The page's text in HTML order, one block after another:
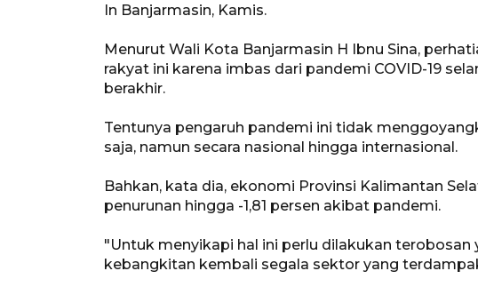
In Banjarmasin, Kamis.
Menurut Wali Kota Banjarmasin H Ibnu Sina,
rakyat ini karena imbas dari pandemi COVID-19
berakhir.
Tentunya pengaruh pandemi ini tidak
saja, namun secara nasional hingga internasional.
Bahkan, kata dia, ekonomi Provinsi Kalimantan
penurunan hingga -1,81 persen akibat pandemi.
"Untuk menyikapi hal ini perlu dilakukan
kebangkitan kembali segala sektor yang